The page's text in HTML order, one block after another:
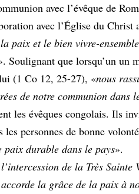
avec l’évêque de
avec l’Église du Christ
paix et le bien vivre-
Soulignant que lorsqu’un un
(1 Co 12, 25-27), «nous
de notre communion dans
les évêques congolais. Ils
les personnes de bonne
paix durable dans le pays».
de la Très
la grâce de la paix à